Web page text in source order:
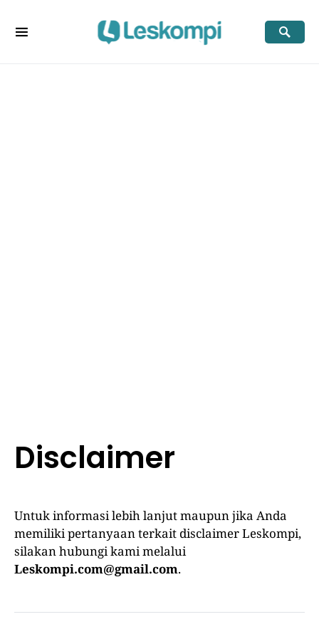
Disclaimer
Untuk informasi lebih lanjut maupun jika Anda
memiliki pertanyaan terkait disclaimer Leskompi,
silakan hubungi kami melalui
Leskompi.com@gmail.com.